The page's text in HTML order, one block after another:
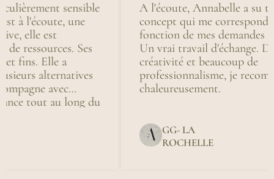
A l'écoute, Annabelle a su trouver le
concept qui me correspondait en
fonction de mes demandes et attentes.
Un vrai travail d'échange. De la
créativité et beaucoup de
professionnalisme, je recommande
chaleureusement.